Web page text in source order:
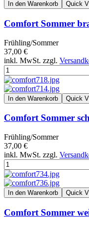
In den Warenkorb Quick
Comfort Sommer
Frühling/Sommer
37,00 €
inkl. MwSt. zzgl.
In den Warenkorb Quick
Comfort Sommer
Frühling/Sommer
37,00 €
inkl. MwSt. zzgl.
In den Warenkorb Quick
Comfort Sommer